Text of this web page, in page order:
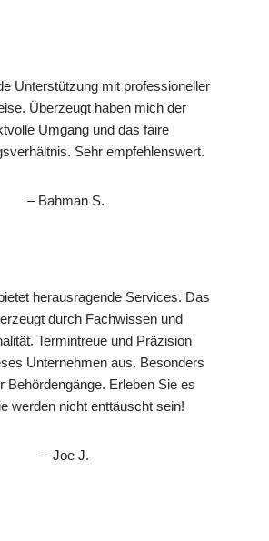
Unterstützung mit professioneller
Überzeugt haben mich der
Umgang und das faire
Sehr empfehlenswert.
– Bahman S.
herausragende Services. Das
durch Fachwissen und
Termintreue und Präzision
Unternehmen aus. Besonders
Behördengänge. Erleben Sie es
werden nicht enttäuscht sein!
– Joe J.